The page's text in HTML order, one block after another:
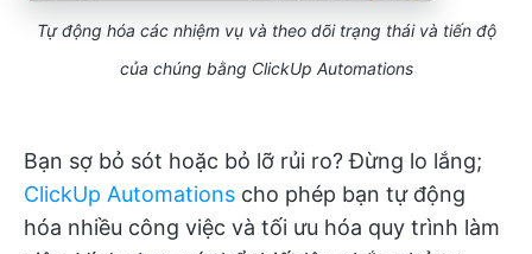
Tự động hóa các nhiệm vụ và theo dõi trạng thái và tiến độ
của chúng bằng ClickUp Automations
Bạn sợ bỏ sót hoặc bỏ lỡ rủi ro? Đừng lo lắng;
ClickUp Automations cho phép bạn tự động
hóa nhiều công việc và tối ưu hóa quy trình làm